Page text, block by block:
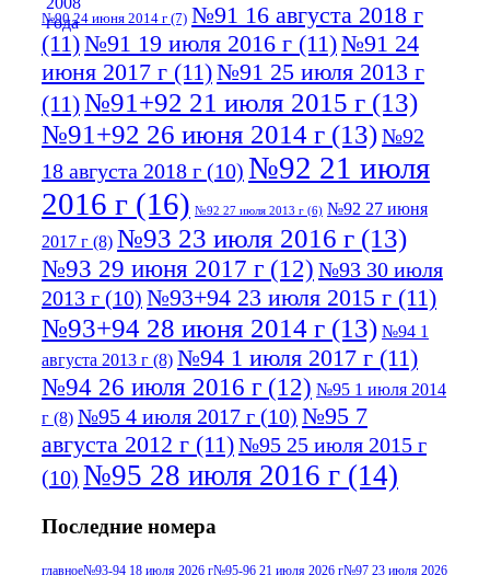
№90 24 июня 2014 г (7) №91 16 августа 2018 г
(11)№91 19 июля 2016 г (11)№91 24
июня 2017 г (11)№91 25 июля 2013 г
(11)№91+92 21 июля 2015 г (13)
№91+92 26 июня 2014 г (13)№92
18 августа 2018 г (10) №92 21 июля
2016 г (16) №92 27 июля 2013 г (6) №92 27 июня
2017 г (8) №93 23 июля 2016 г (13)
№93 29 июня 2017 г (12) №93 30 июля
2013 г (10) №93+94 23 июля 2015 г (11)
№93+94 28 июня 2014 г (13) №94 1
августа 2013 г (8) №94 1 июля 2017 г (11)
№94 26 июля 2016 г (12) №95 1 июля 2014
г (8) №95 4 июля 2017 г (10) №95 7
августа 2012 г (11)№95 25 июля 2015 г
(10) №95 28 июля 2016 г (14)
июля 2017 г(11)№96 9 августа 2012
г(13)
Последние номера
главное№93-94 18 июля 2026 г№95-96 21 июля 2026 г№97 23 июля 2026